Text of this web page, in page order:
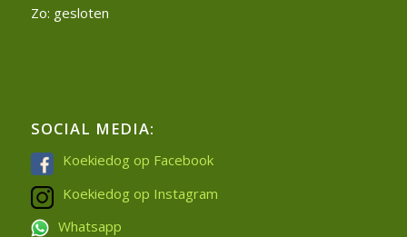
Zo: gesloten
SOCIAL MEDIA:
Koekiedog op Facebook
Koekiedog op Instagram
Whatsapp